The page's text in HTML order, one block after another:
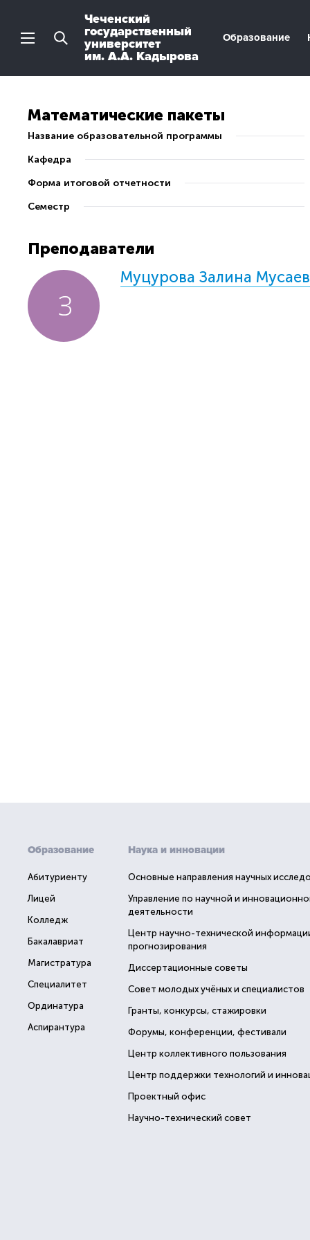
Чеченский
государственный
университет
им. А.А. Кадырова
Образование
Математические пакеты
Название образовательной программы
Кафедра
Форма итоговой отчетности
Семестр
Преподаватели
Муцурова Залина
Образование
Абитуриенту
Лицей
Колледж
Бакалавриат
Магистратура
Специалитет
Ординатура
Аспирантура
Наука и инновации
Основные направления научных
Управление по научной и
деятельности
Центр научно-технической
прогнозирования
Диссертационные советы
Совет молодых учёных и специалистов
Гранты, конкурсы, стажировки
Форумы, конференции, фестивали
Центр коллективного пользования
Центр поддержки технологий и
Проектный офис
Научно-технический совет